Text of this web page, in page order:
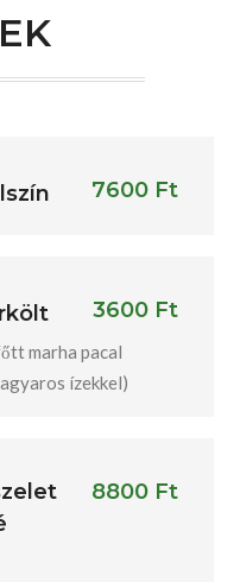
7600 Ft
3600 Ft
marha pacal
ízekkel)
8800 Ft